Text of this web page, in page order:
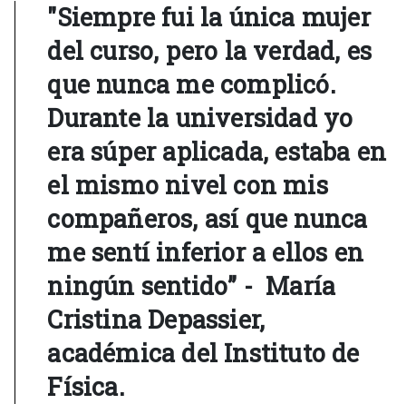
"Siempre fui la única mujer
del curso, pero la verdad, es
que nunca me complicó.
Durante la universidad yo
era súper aplicada, estaba en
el mismo nivel con mis
compañeros, así que nunca
me sentí inferior a ellos en
ningún sentido” - María
Cristina Depassier,
académica del Instituto de
Física.